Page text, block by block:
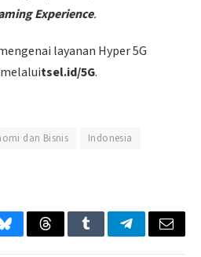
Experience.
layanan Hyper 5G
tsel.id/5G.
dan Bisnis
Indonesia
BlueskyThreadsTumblrTelegramEmail